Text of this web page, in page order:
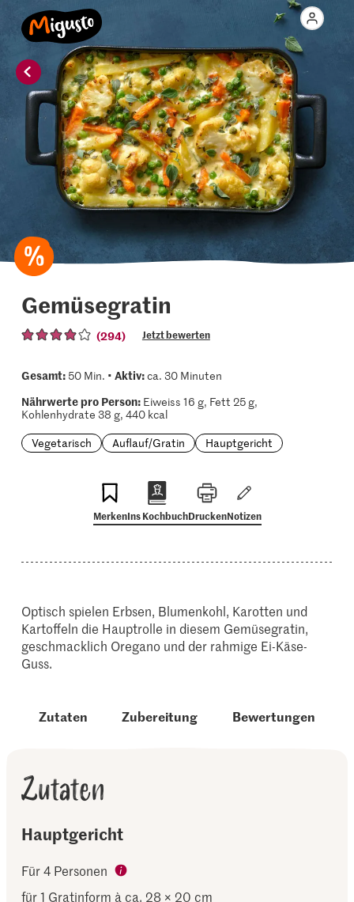
Gemüsegratin
(294) Jetzt bewerten
Gesamt:50 Min. • Aktiv:ca. 30 Minuten
Nährwerte pro Person:Eiweiss 16 g, Fett 25 g,
Kohlenhydrate 38 g, 440 kcal
Vegetarisch
Auflauf/Gratin Hauptgericht
MerkenIns KochbuchDruckenNotizen
Optisch spielen Erbsen, Blumenkohl, Karotten und
Kartoffeln die Hauptrolle in diesem Gemüsegratin,
geschmacklich Oregano und der rahmige Ei-Käse-
Guss.
Zutaten Zubereitung Bewertungen
Zutaten
Hauptgericht
Für 4 Personen
für 1 Gratinform à ca. 28 × 20 cm